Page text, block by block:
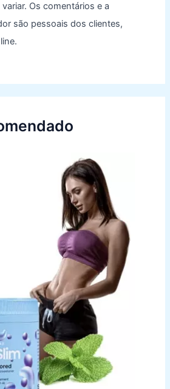
Os comentários e a
são pessoais dos clientes,